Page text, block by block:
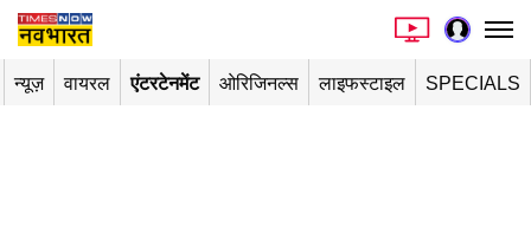
न्यूज़ वायरल एंटरटेनमेंट ओरिजिनल्स लाइफस्टाइल SPECIALS